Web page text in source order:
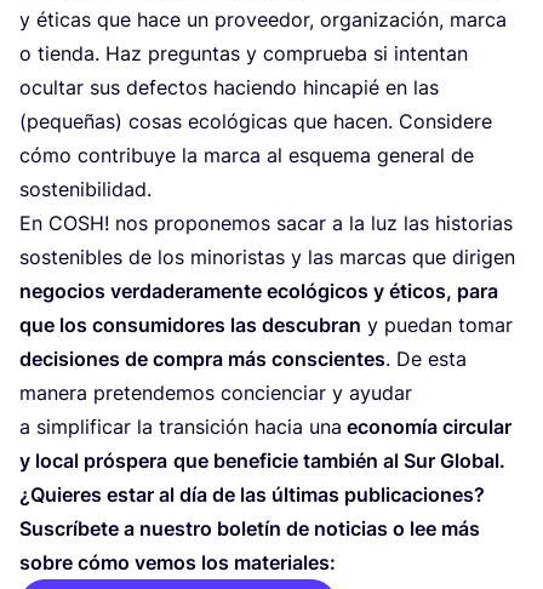
y éti­cas que hace un pro­vee­dor, orga­ni­za­ción, mar­ca
o tien­da. Haz pre­gun­tas y com­prue­ba si inten­tan
ocul­tar sus defec­tos hacien­do hin­ca­pié en las
(peque­ñas) cosas eco­ló­gi­cas que hacen. Con­si­de­re
cómo con­tri­bu­ye la mar­ca al esque­ma gene­ral de
sostenibilidad.
En COSH! nos pro­po­ne­mos sacar a la luz las his­to­rias
sos­te­ni­bles de los mino­ris­tas y las mar­cas que diri­gen
nego­cios ver­da­de­ra­men­te eco­ló­gi­cos y éti­cos, para
que los con­su­mi­do­res las des­cu­bran y pue­dan tomar
deci­sio­nes de com­pra más cons­cien­tes. De esta
mane­ra pre­ten­de­mos con­cien­ciar y ayu­dar
a sim­pli­fi­car la tran­si­ción hacia una eco­no­mía cir­cu­lar
y local prós­pe­ra que bene­fi­cie tam­bién al Sur Global.
¿Quie­res estar al día de las últi­mas publi­ca­cio­nes?
Sus­crí­be­te a nues­tro bole­tín de noti­cias o lee más
sobre cómo vemos los materiales: